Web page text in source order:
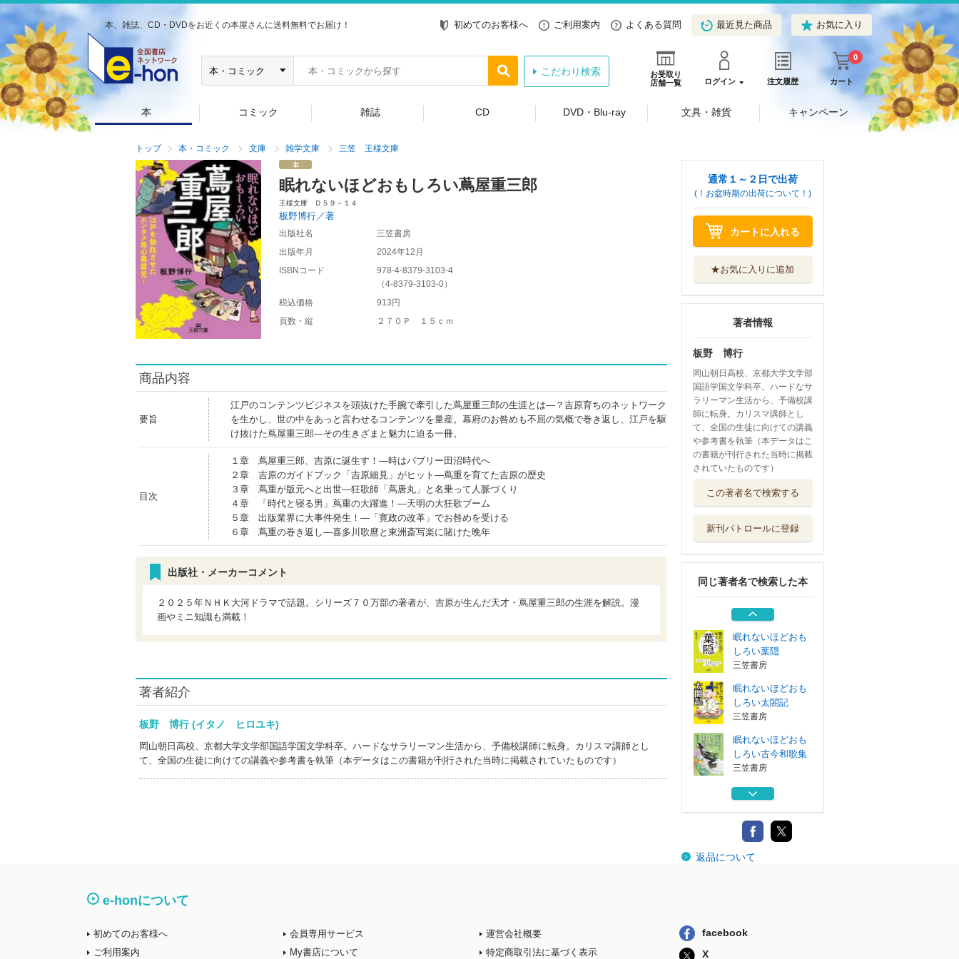
本、雑誌、CD・DVDをお近くの本屋さんに送料無料でお届け！ 初めてのお客様へ ご利用案内 よくある質問 最近見た商品 お気に入り
お受取り
店舗一覧
ログイン 注文履歴 カート
0
こだわり検索
本 コミック 雑誌 CD DVD・Blu-ray 文具・雑貨 キャンペーン
トップ 本・コミック 文庫 雑学文庫 三笠 王様文庫
眠れないほどおもしろい蔦屋重三郎
王様文庫 Ｄ５９－１４
板野博行／著
出版社名
三笠書房
出版年月
2024年12月
ISBNコード
978-4-8379-3103-4
（4-8379-3103-0）
税込価格
913円
頁数・縦
２７０Ｐ １５ｃｍ
商品内容
要旨
江戸のコンテンツビジネスを頭抜けた手腕で牽引した蔦屋重三郎の生涯とは―？吉原育ちのネットワーク
を生かし、世の中をあっと言わせるコンテンツを量産。幕府のお咎めも不屈の気概で巻き返し、江戸を駆
け抜けた蔦屋重三郎―その生きざまと魅力に迫る一冊。
目次
１章 蔦屋重三郎、吉原に誕生す！―時はバブリー田沼時代へ
２章 吉原のガイドブック「吉原細見」がヒット―蔦重を育てた吉原の歴史
３章 蔦重が版元へと出世―狂歌師「蔦唐丸」と名乗って人脈づくり
４章 「時代と寝る男」蔦重の大躍進！―天明の大狂歌ブーム
５章 出版業界に大事件発生！―「寛政の改革」でお咎めを受ける
６章 蔦重の巻き返し―喜多川歌麿と東洲斎写楽に賭けた晩年
出版社・メーカーコメント
２０２５年ＮＨＫ大河ドラマで話題。シリーズ７０万部の著者が、吉原が生んだ天才・蔦屋重三郎の生涯を解説。漫
画やミニ知識も満載！
著者紹介
板野 博行 (イタノ ヒロユキ)
岡山朝日高校、京都大学文学部国語学国文学科卒。ハードなサラリーマン生活から、予備校講師に転身。カリスマ講師とし
て、全国の生徒に向けての講義や参考書を執筆（本データはこの書籍が刊行された当時に掲載されていたものです）
通常１～２日で出荷
(！お盆時期の出荷について！)
カートに入れる
★お気に入りに追加
著者情報
板野 博行
岡山朝日高校、京都大学文学部
国語学国文学科卒。ハードなサ
ラリーマン生活から、予備校講
師に転身。カリスマ講師とし
て、全国の生徒に向けての講義
や参考書を執筆（本データはこ
の書籍が刊行された当時に掲載
されていたものです）
この著者名で検索する
新刊パトロールに登録
同じ著者名で検索した本
しろい古今和歌集
古文単語革命９９
眠れないほどおも
しろいおくのほ...
三笠書房
眠れないほどおも
しろい葉隠
三笠書房
眠れないほどおも
しろい太閤記
三笠書房
眠れないほどおも
しろい古今和歌集
三笠書房
古文単語革命９９
眠れないほどおも
しろいおくのほ...
返品について
e-honについて
初めてのお客様へ
ご利用案内
会員専用サービス
My書店について
運営会社概要
特定商取引法に基づく表示
facebook
X